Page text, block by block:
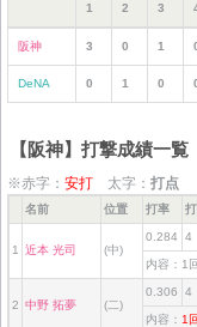
1 2 3
阪神 3 0 1
DeNA 0 1 0
【阪神】打撃成績一覧
※赤字： 安打 太字： 打点
名前 位置 打率
1 近本 光司 (中)
0.284 4
内容：1
2 中野 拓夢 (二)
0.306 4
内容： 1